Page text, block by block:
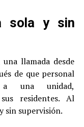
sola y sin
llamada desde
de que personal
a una unidad,
residentes. Al
sin supervisión.